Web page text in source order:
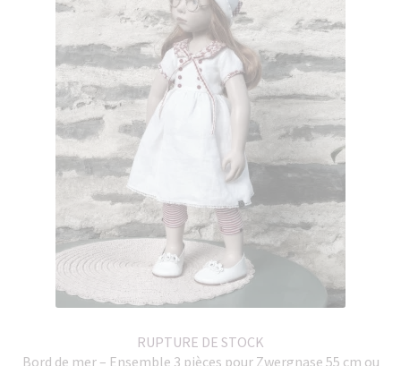
RUPTURE DE STOCK
Bord de mer – Ensemble 3 pièces pour Zwergnase 55 cm ou